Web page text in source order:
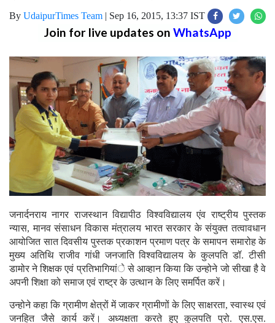
By UdaipurTimes Team | Sep 16, 2015, 13:37 IST
Join for live updates on WhatsApp
जनार्दनराय नागर राजस्थान विद्यापीठ विश्वविद्यालय एंव राष्ट्रीय पुस्तक
न्यास, मानव संसाधन विकास मंत्रालय भारत सरकार के संयुक्त तत्वावधान
आयोजित सात दिवसीय पुस्तक प्रकाशन प्रमाण पत्र के समापन समारोह के
मुख्य अतिथि राजीव गांधी जनजाति विश्वविद्यालय के कुलपति डॉ. टीसी
डामोर ने शिक्षक एवं प्रतिभागियांे से आव्हान किया कि उन्होने जो सीखा है वे
अपनी शिक्षा को समाज एवं राष्ट्र के उत्थान के लिए समर्पित करें।
उन्होने कहा कि ग्रामीण क्षेत्रों में जाकर ग्रामीणों के लिए साक्षरता, स्वास्थ एवं
जनहित जैसे कार्य करें। अध्यक्षता करते हुए कुलपति प्रो. एस.एस.